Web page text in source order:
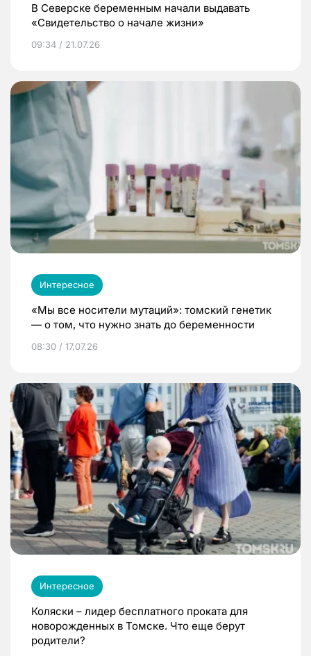
В Северске беременным начали выдавать
«Свидетельство о начале жизни»
09:34 / 21.07.26
Интересное
«Мы все носители мутаций»: томский генетик
— о том, что нужно знать до беременности
08:30 / 17.07.26
Интересное
Коляски – лидер бесплатного проката для
новорожденных в Томске. Что еще берут
родители?